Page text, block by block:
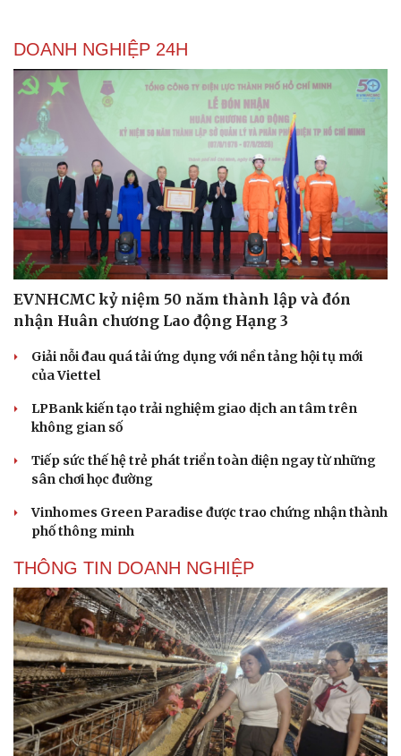
DOANH NGHIỆP 24H
EVNHCMC kỷ niệm 50 năm thành lập và đón
nhận Huân chương Lao động Hạng 3
Giải nỗi đau quá tải ứng dụng với nền tảng hội tụ mới
của Viettel
LPBank kiến tạo trải nghiệm giao dịch an tâm trên
không gian số
Tiếp sức thế hệ trẻ phát triển toàn diện ngay từ những
sân chơi học đường
Vinhomes Green Paradise được trao chứng nhận thành
phố thông minh
THÔNG TIN DOANH NGHIỆP